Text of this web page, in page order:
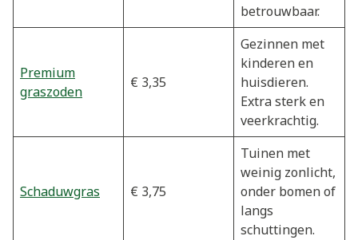
betrouwbaar.
Premium
graszoden
€ 3,35
Gezinnen met
kinderen en
huisdieren.
Extra sterk en
veerkrachtig.
Schaduwgras € 3,75
Tuinen met
weinig zonlicht,
onder bomen of
langs
schuttingen.